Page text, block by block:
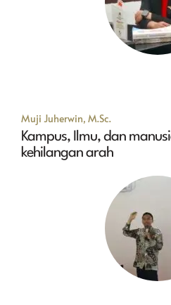
Muji Juherwin, M.Sc.
Kampus, Ilmu, dan
kehilangan arah